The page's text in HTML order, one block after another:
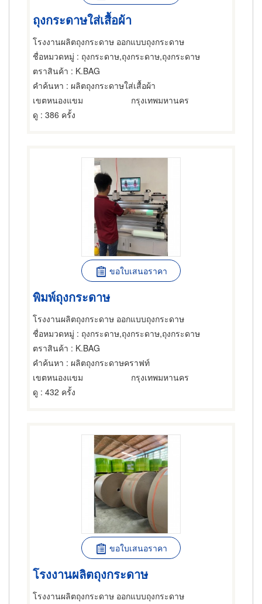
ถุงกระดาษใส่เสื้อผ้า
โรงงานผลิตถุงกระดาษ ออกแบบถุงกระดาษ
ชื่อหมวดหมู่ : ถุงกระดาษ,ถุงกระดาษ,ถุงกระดาษ
ตราสินค้า : K.BAG
คำค้นหา : ผลิตถุงกระดาษใส่เสื้อผ้า
เขตหนองแขม
กรุงเทพมหานคร
ดู : 386 ครั้ง
ขอใบเสนอราคา
พิมพ์ถุงกระดาษ
โรงงานผลิตถุงกระดาษ ออกแบบถุงกระดาษ
ชื่อหมวดหมู่ : ถุงกระดาษ,ถุงกระดาษ,ถุงกระดาษ
ตราสินค้า : K.BAG
คำค้นหา : ผลิตถุงกระดาษคราฟท์
เขตหนองแขม
กรุงเทพมหานคร
ดู : 432 ครั้ง
ขอใบเสนอราคา
โรงงานผลิตถุงกระดาษ
โรงงานผลิตถุงกระดาษ ออกแบบถุงกระดาษ